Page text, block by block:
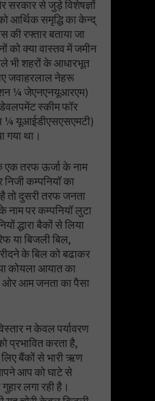
सरकार से जुड़े विशेषज्ञों
को आर्थिक समृद्धि का केन्द्
की रफ्तार बताया जा
को क्या वास्तव में जमीन
भी शहरों के आधारभूत
जवाहरलाल नेहरू
¼ जेएनएनयूआरएम)
स्कीम फॉर
¼ यूआईडीएसएसएमटी)
गया था।
एक तरफ ऊर्जा के नाम
कम्पनियॉ का
तो दुसरी तरफ जनता
नाम पर कम्पनियॉ लुटा
द्धारा बैकों से लिया
या बिजली बिल,
के बिल को बढाकर
कोयला आयात का
ओर आम जनता का पैसा
न केवल पर्यावरण
प्रभावित करता है,
बैंकों से भारी ऋण
आप को घाटे से
लगा रही है।